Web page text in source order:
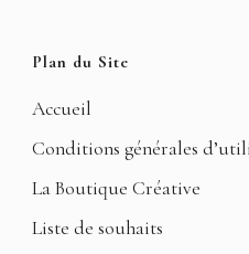
Plan du Site
Accueil
Conditions générales
La Boutique Créative
Liste de souhaits